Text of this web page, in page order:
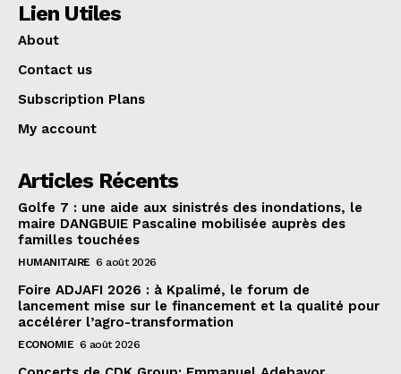
Lien Utiles
About
Contact us
Subscription Plans
My account
Articles Récents
Golfe 7 : une aide aux sinistrés des inondations, le
maire DANGBUIE Pascaline mobilisée auprès des
familles touchées
HUMANITAIRE 6 août 2026
Foire ADJAFI 2026 : à Kpalimé, le forum de
lancement mise sur le financement et la qualité pour
accélérer l’agro-transformation
ECONOMIE 6 août 2026